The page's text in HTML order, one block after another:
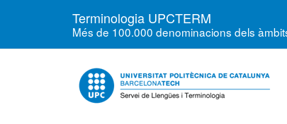
Terminologia UPCTERM
Més de 100.000 denominacions dels